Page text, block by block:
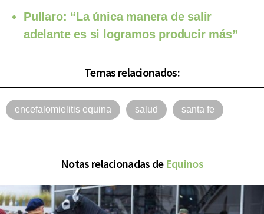
Pullaro: “La única manera de salir
adelante es si logramos producir más”
Temas relacionados:
encefalomielitis equina salud santa fe
Notas relacionadas de Equinos